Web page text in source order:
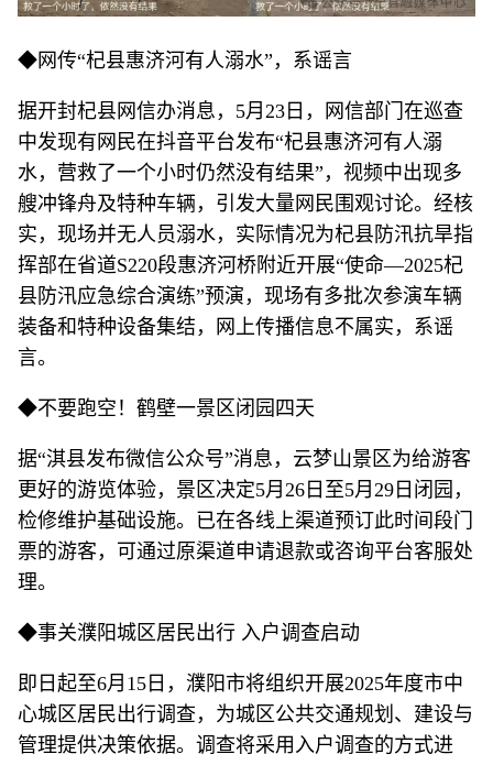
◆网传“杞县惠济河有人溺水”，系谣言
据开封杞县网信办消息，5月23日，网信部门在巡查
中发现有网民在抖音平台发布“杞县惠济河有人溺
水，营救了一个小时仍然没有结果”，视频中出现多
艘冲锋舟及特种车辆，引发大量网民围观讨论。经核
实，现场并无人员溺水，实际情况为杞县防汛抗旱指
挥部在省道S220段惠济河桥附近开展“使命—2025杞
县防汛应急综合演练”预演，现场有多批次参演车辆
装备和特种设备集结，网上传播信息不属实，系谣
言。
◆不要跑空！鹤壁一景区闭园四天
据“淇县发布微信公众号”消息，云梦山景区为给游客
更好的游览体验，景区决定5月26日至5月29日闭园，
检修维护基础设施。已在各线上渠道预订此时间段门
票的游客，可通过原渠道申请退款或咨询平台客服处
理。
◆事关濮阳城区居民出行 入户调查启动
即日起至6月15日，濮阳市将组织开展2025年度市中
心城区居民出行调查，为城区公共交通规划、建设与
管理提供决策依据。调查将采用入户调查的方式进